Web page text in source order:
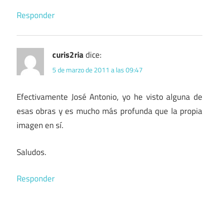
Responder
curis2riadice:
5 de marzo de 2011 a las 09:47
Efectivamente José Antonio, yo he visto alguna de
esas obras y es mucho más profunda que la propia
imagen en sí.
Saludos.
Responder